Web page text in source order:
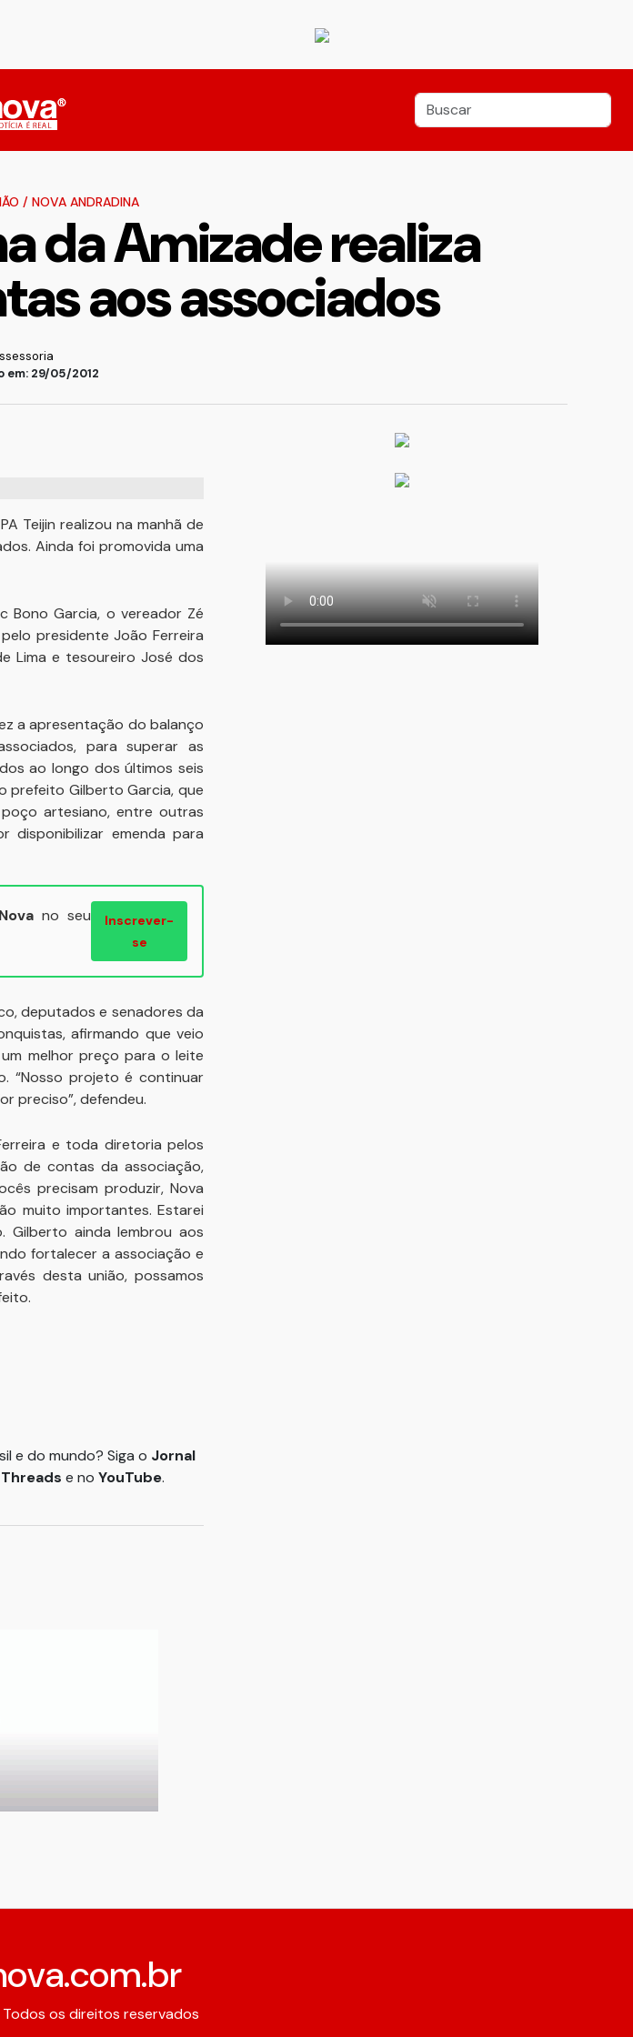
/ NOVA ANDRADINA
da Amizade realiza
aos associados
em: 29/05/2012
Teijin realizou na manhã de
Ainda foi promovida uma
Bono Garcia, o vereador Zé
presidente João Ferreira
Lima e tesoureiro José dos
a apresentação do balanço
para superar as
ao longo dos últimos seis
prefeito Gilberto Garcia, que
artesiano, entre outras
disponibilizar emenda para
no seu
Inscrever-
se
deputados e senadores da
afirmando que veio
melhor preço para o leite
“Nosso projeto é continuar
preciso”, defendeu.
e toda diretoria pelos
de contas da associação,
precisam produzir, Nova
muito importantes. Estarei
Gilberto ainda lembrou aos
fortalecer a associação e
desta união, possamos
e do mundo? Siga o Jornal
Threads e no YouTube.
os direitos reservados